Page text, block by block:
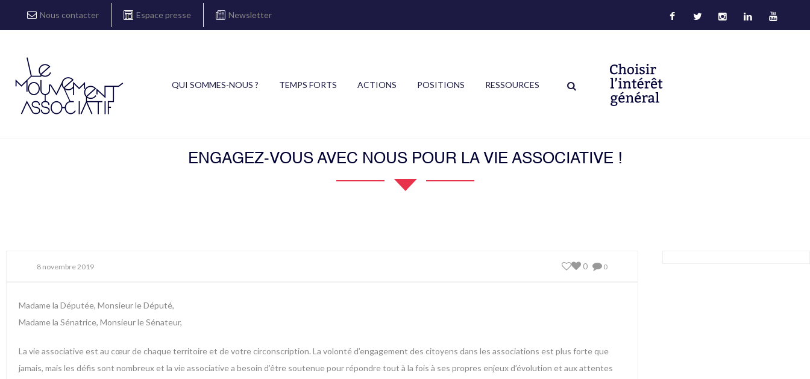
Nous contacter Espace presse Newsletter
QUI SOMMES-NOUS ? TEMPS FORTS ACTIONS POSITIONS RESSOURCES
ENGAGEZ-VOUS AVEC NOUS POUR LA VIE ASSOCIATIVE !
8 novembre 2019 0
0
Madame la Députée, Monsieur le Député,
Madame la Sénatrice, Monsieur le Sénateur,
La vie associative est au cœur de chaque territoire et de votre circonscription. La volonté d’engagement des citoyens dans les associations est plus forte que
jamais, mais les défis sont nombreux et la vie associative a besoin d’être soutenue pour répondre tout à la fois à ses propres enjeux d’évolution et aux attentes